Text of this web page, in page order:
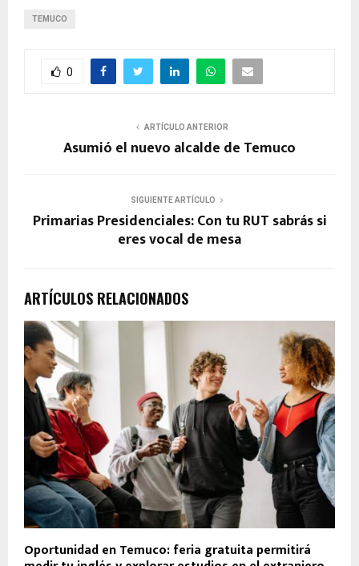
TEMUCO
0
ARTÍCULO ANTERIOR
Asumió el nuevo alcalde de Temuco
SIGUIENTE ARTÍCULO
Primarias Presidenciales: Con tu RUT sabrás si
eres vocal de mesa
ARTÍCULOS RELACIONADOS
Oportunidad en Temuco: feria gratuita permitirá